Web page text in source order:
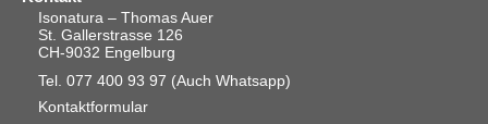
Isonatura – Thomas Auer
St. Gallerstrasse 126
CH-9032 Engelburg
Tel. 077 400 93 97 (Auch Whatsapp)
Kontaktformular